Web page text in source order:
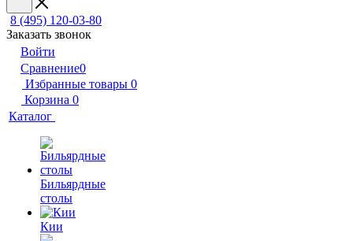
8 (495) 120-03-80
Заказать звонок
Войти
Сравнение0
Избранные товары 0
Корзина 0
Каталог
Бильярдные
столы
Кии